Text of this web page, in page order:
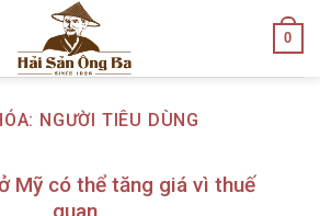
0
NGƯỜI TIÊU DÙNG
Mỹ có thể tăng giá vì thuế